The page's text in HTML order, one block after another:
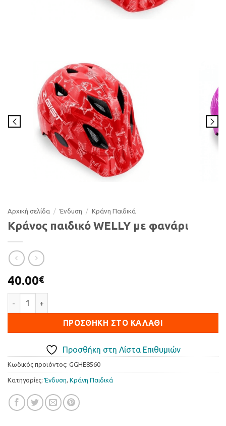
Αρχική σελίδα / Ένδυση / Κράνη Παιδικά
Κράνος παιδικό WELLY με φανάρι
40.00€
ΠΡΟΣΘΉΚΗ ΣΤΟ ΚΑΛΆΘΙ
Προσθήκη στη Λίστα Επιθυμιών
Κωδικός προϊόντος: GGHE8560
Κατηγορίες:Ένδυση, Κράνη Παιδικά